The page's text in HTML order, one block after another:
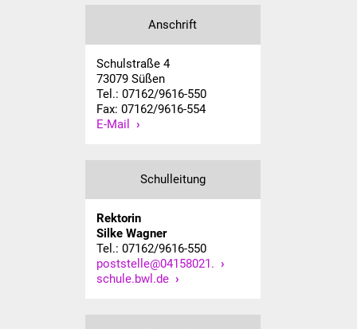
Formulare
Bildung
Kindergärten
Volkshochschule
Anschrift
Schulstraße 4
73079 Süßen
Tel.: 07162/9616-550
Fax: 07162/9616-554
E-Mail
Schulleitung
Rektorin
Silke Wagner
Tel.: 07162/9616-550
poststelle@04158021.
schule.bwl.de